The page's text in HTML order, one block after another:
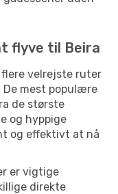
flyve til Beira
velrejste ruter
mest populære
de største
og hyppige
og effektivt at nå
er vigtige
direkte